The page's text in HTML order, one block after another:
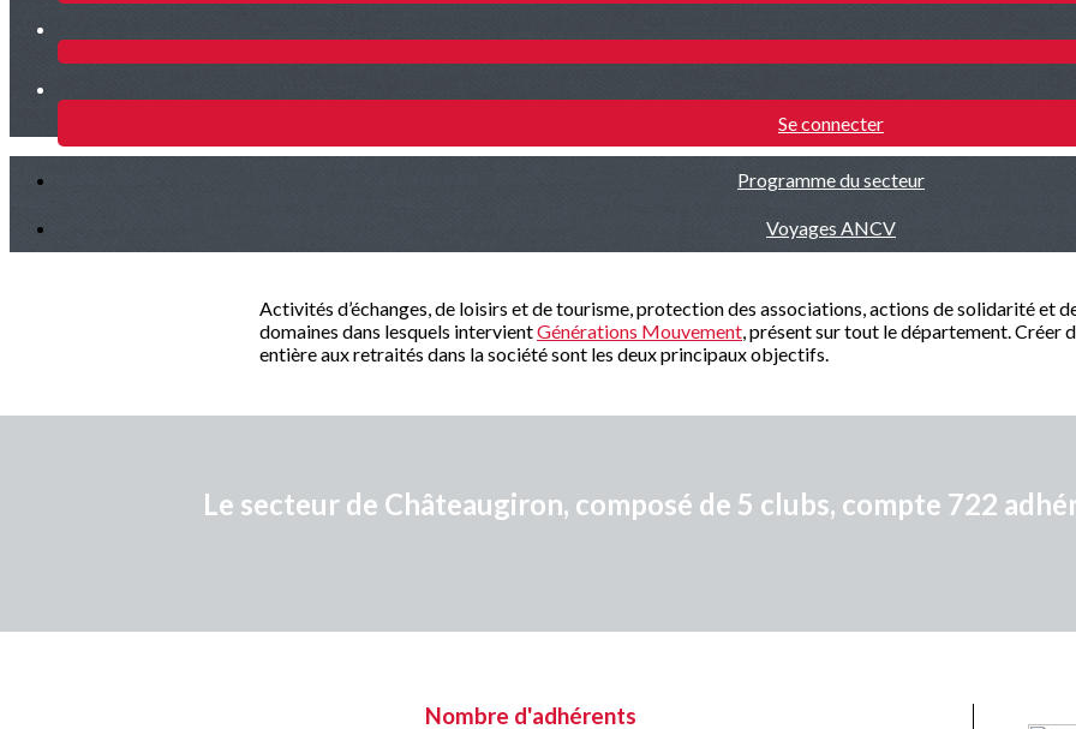
Se connecter
Programme du secteur
Voyages ANCV
Activités d’échanges, de loisirs et de tourisme, protection des associations, actions de solidarité et
domaines dans lesquels intervientGénérations Mouvement, présent sur tout le département. Créer
entière aux retraités dans la société sont les deux principaux objectifs.
Le secteur de Châteaugiron, composé de 5 clubs, compte 722
Nombre d'adhérents